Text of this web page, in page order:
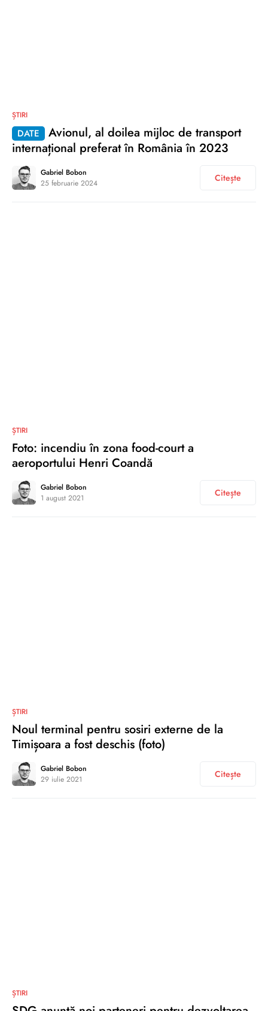
ȘTIRI
DATE
Avionul, al doilea mijloc de transport
internațional preferat în România în 2023
Gabriel Bobon
25 februarie 2024
Citește
ȘTIRI
Foto: incendiu în zona food-court a
aeroportului Henri Coandă
Gabriel Bobon
1 august 2021
Citește
ȘTIRI
Noul terminal pentru sosiri externe de la
Timișoara a fost deschis (foto)
Gabriel Bobon
29 iulie 2021
Citește
ȘTIRI